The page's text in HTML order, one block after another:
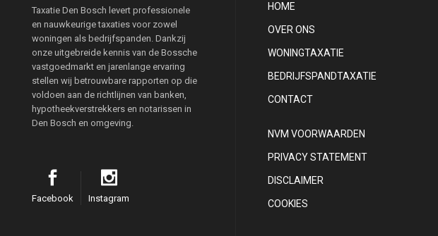
Taxatie Den Bosch levert professionele
en nauwkeurige taxaties voor zowel
woningen als bedrijfspanden. Dankzij
onze uitgebreide kennis van de Bossche
vastgoedmarkt en jarenlange ervaring
stellen wij betrouwbare rapporten op die
voldoen aan de richtlijnen van banken,
hypotheekverstrekkers en notarissen in
Den Bosch en omgeving.
Facebook Instagram
HOME
OVER ONS
WONINGTAXATIE
BEDRIJFSPANDTAXATIE
CONTACT
NVM VOORWAARDEN
PRIVACY STATEMENT
DISCLAIMER
COOKIES